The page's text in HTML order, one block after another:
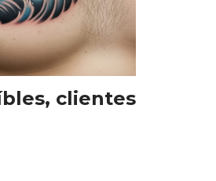
clientes